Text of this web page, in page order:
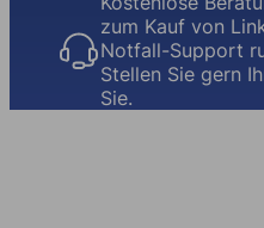
zum Kauf von
Notfall-Support
Stellen Sie gern
Sie.